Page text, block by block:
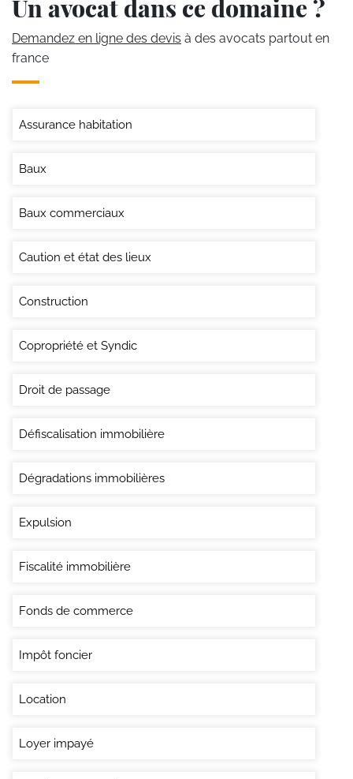
Un avocat dans ce domaine ?
Demandez en ligne des devis à des avocats partout en
france
Assurance habitation
Baux
Baux commerciaux
Caution et état des lieux
Construction
Copropriété et Syndic
Droit de passage
Défiscalisation immobilière
Dégradations immobilières
Expulsion
Fiscalité immobilière
Fonds de commerce
Impôt foncier
Location
Loyer impayé